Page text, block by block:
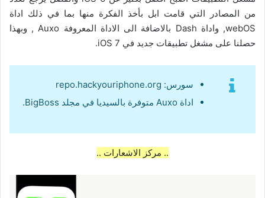
من المصادر التي قامت ابل بأخذ الفكرة منها بما في ذلك اداة
webOS, واداة Dash بالاضافة الى الاداة المعروفة Auxo , وبهذا
حصلنا على مشغل تطبيقات جديد في iOS 7.
سورس: repo.hackyouriphone.org
اداة Auxo متوفرة بالسيديا في مجلد BigBoss.
.. مركز الاشعارات ..